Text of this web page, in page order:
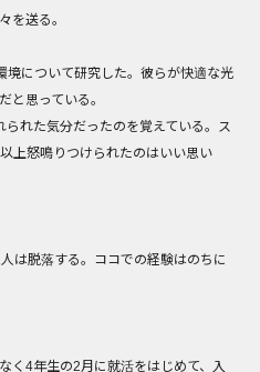
を送る。
境について研究した。彼らが快適な光
と思っている。
れた気分だったのを覚えている。ス
上怒鳴りつけられたのはいい思い
は脱落する。ココでの経験はのちに
く4年生の2月に就活をはじめて、入